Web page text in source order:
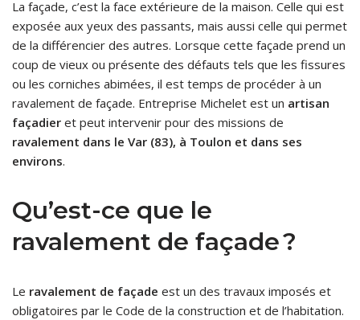
La façade, c’est la face extérieure de la maison. Celle qui est
exposée aux yeux des passants, mais aussi celle qui permet
de la différencier des autres. Lorsque cette façade prend un
coup de vieux ou présente des défauts tels que les fissures
ou les corniches abimées, il est temps de procéder à un
ravalement de façade. Entreprise Michelet est un artisan
façadier et peut intervenir pour des missions de
ravalement dans le Var (83), à Toulon et dans ses
environs.
Qu’est-ce que le
ravalement de façade ?
Le ravalement de façade est un des travaux imposés et
obligatoires par le Code de la construction et de l’habitation.